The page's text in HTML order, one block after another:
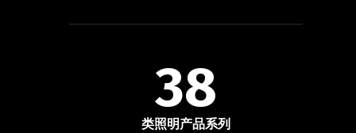
38
类照明产品系列